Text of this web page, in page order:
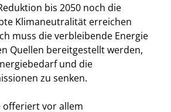
bis 2050 noch die
Klimaneutralität erreichen
muss die verbleibende Energie
Quellen bereitgestellt werden,
und die
zu senken.
offeriert vor allem